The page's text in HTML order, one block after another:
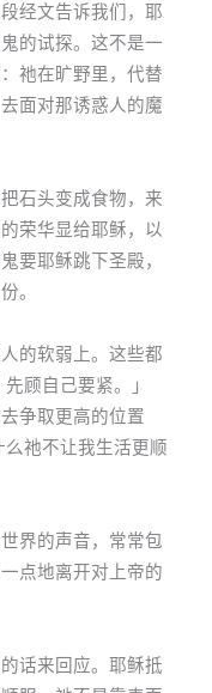
经文告诉我们，耶
的试探。这不是一
祂在旷野里，代替
面对那诱惑人的魔
石头变成食物，来
荣华显给耶稣，以
要耶稣跳下圣殿，
。
的软弱上。这些都
顾自己要紧。」
争取更高的位置
祂不让我生活更顺
界的声音，常常包
点地离开对上帝的
话来回应。耶稣抵